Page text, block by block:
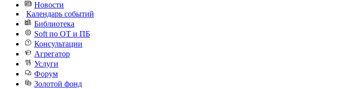
Новости
Календарь событий
Библиотека
Soft по ОТ и ПБ
Консультации
Агрегатор
Услуги
Форум
Золотой фонд